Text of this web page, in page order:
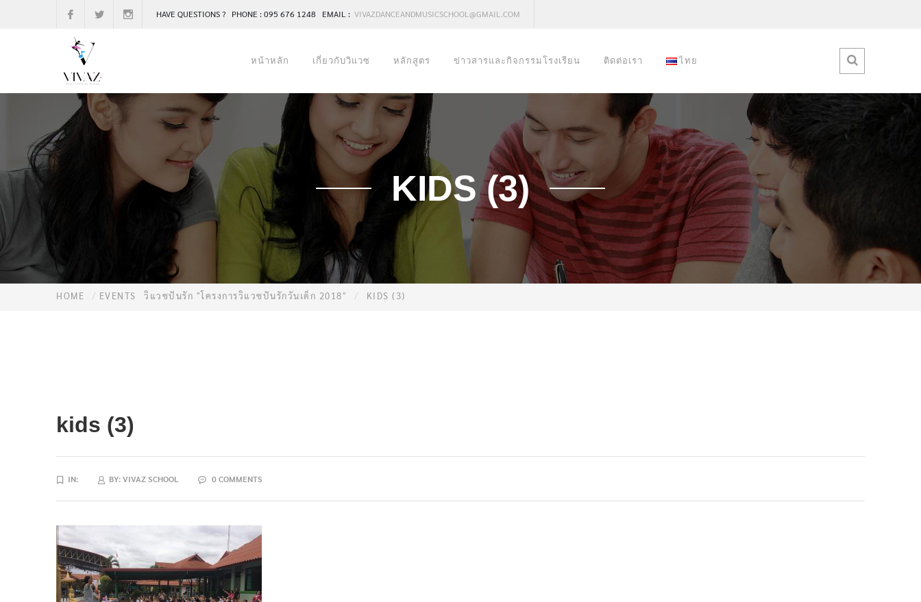
HAVE QUESTIONS ? PHONE : 095 676 1248 EMAIL : VIVAZDANCEANDMUSICSCHOOL@GMAIL.COM
หน้าหลัก เกี่ยวกับวิแวซ หลักสูตร ข่าวสารและกิจกรรมโรงเรียน ติดต่อเรา ไทย
KIDS (3)
HOME EVENTS วิแวซปันรัก "โครงการวิแวซปันรักวันเด็ก 2018" KIDS (3)
kids (3)
IN: BY:VIVAZ SCHOOL 0 COMMENTS